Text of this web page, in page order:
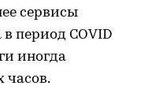
сервисы
период COVID
иногда
часов.